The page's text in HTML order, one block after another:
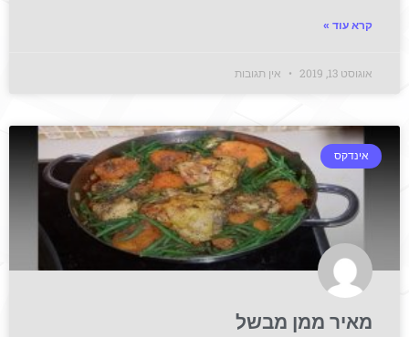
קרא עוד »
אוגוסט 13, 2019 אין תגובות
אינדקס
מאיר ממן מבשל